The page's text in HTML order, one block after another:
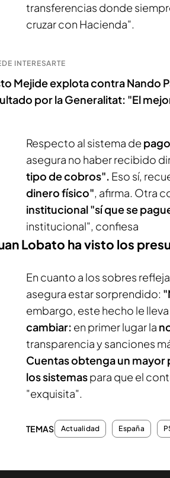
transferencias donde
cruzar con Hacienda".
INTERESARTE
Mejide explota contra Nando
por la Generalitat: "El
Respecto al sistema de
asegura no haber recibido
tipo de cobros". Eso sí,
dinero físico", afirma. Otra
institucional "sí que se
institucional", confiesa
Lobato ha visto los
En cuanto a los sobres
asegura estar sorprendido:
embargo, este hecho le lleva
cambiar: en primer lugar la
transparencia y sanciones
Cuentas obtenga un mayor
los sistemaspara que el
"exquisita".
TEMAS Actualidad España